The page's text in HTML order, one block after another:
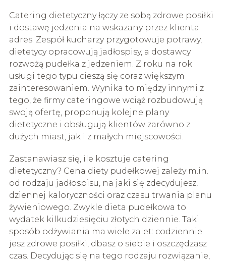
Catering dietetyczny łączy ze sobą zdrowe posiłki
i dostawę jedzenia na wskazany przez klienta
adres. Zespół kucharzy przygotowuje potrawy,
dietetycy opracowują jadłospisy, a dostawcy
rozwożą pudełka z jedzeniem. Z roku na rok
usługi tego typu cieszą się coraz większym
zainteresowaniem. Wynika to między innymi z
tego, że firmy cateringowe wciąż rozbudowują
swoją ofertę, proponują kolejne plany
dietetyczne i obsługują klientów zarówno z
dużych miast, jak i z małych miejscowości.
Zastanawiasz się, ile kosztuje catering
dietetyczny? Cena diety pudełkowej zależy m.in.
od rodzaju jadłospisu, na jaki się zdecydujesz,
dziennej kaloryczności oraz czasu trwania planu
żywieniowego. Zwykle dieta pudełkowa to
wydatek kilkudziesięciu złotych dziennie. Taki
sposób odżywiania ma wiele zalet: codziennie
jesz zdrowe posiłki, dbasz o siebie i oszczędzasz
czas. Decydując się na tego rodzaju rozwiązanie,